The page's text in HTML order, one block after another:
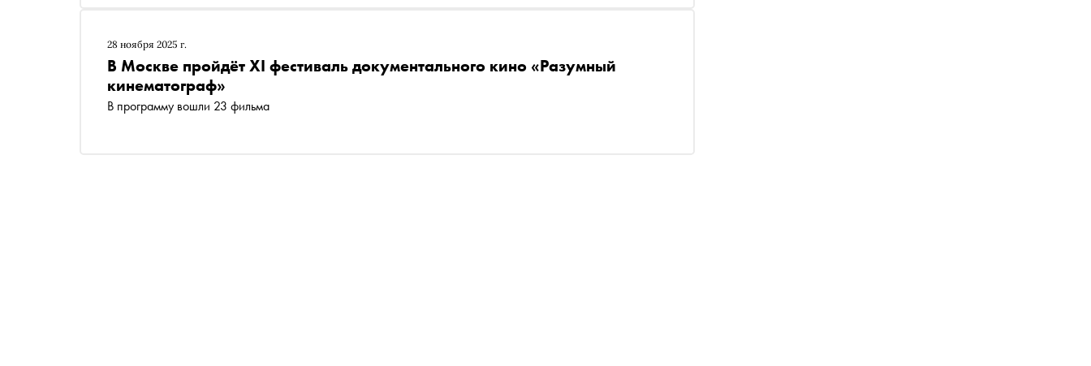
28 ноября 2025 г.
В Москве пройдёт XI фестиваль документального кино «Разумный
кинематограф»
В программу вошли 23 фильма